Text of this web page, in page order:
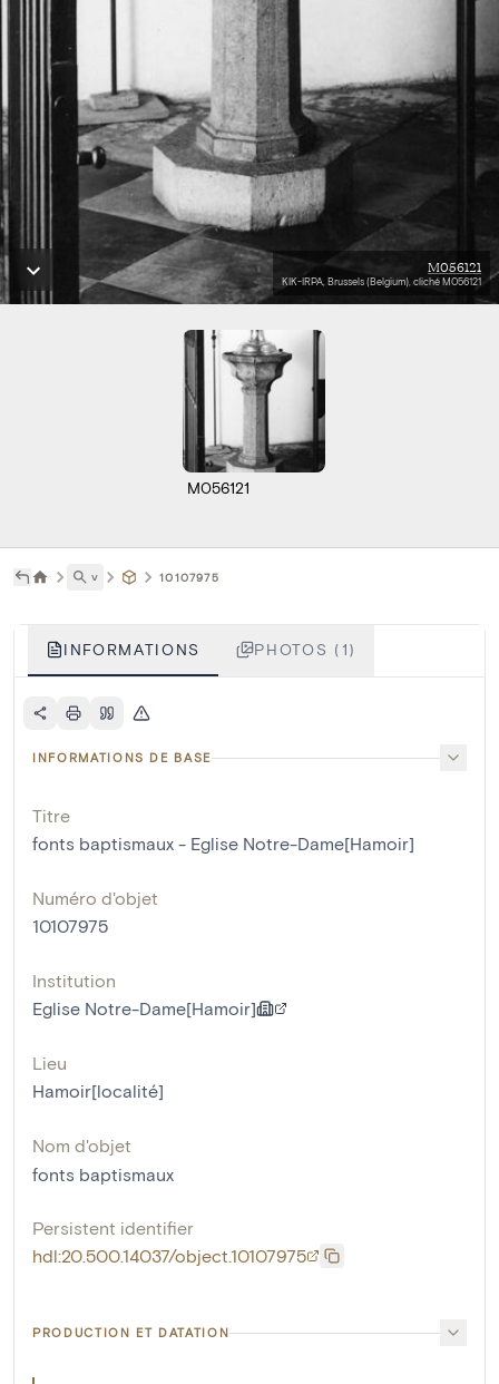
M056121
KIK-IRPA, Brussels (Belgium), cliché M056121
M056121
˅ 10107975
INFORMATIONS PHOTOS (1)
INFORMATIONS DE BASE
Titre
fonts baptismaux - Eglise Notre-Dame[Hamoir]
Numéro d'objet
10107975
Institution
Eglise Notre-Dame[Hamoir]
Lieu
Hamoir[localité]
Nom d'objet
fonts baptismaux
Persistent identifier
hdl:20.500.14037/object.10107975
PRODUCTION ET DATATION